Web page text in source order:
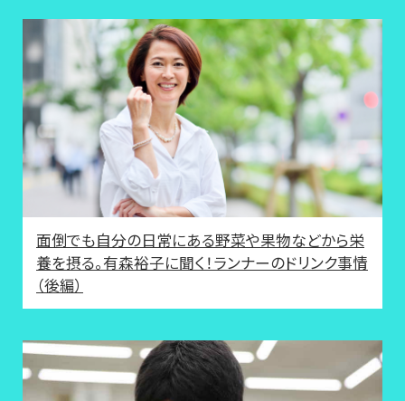
面倒でも自分の日常にある野菜や果物などから栄
養を摂る。有森裕子に聞く！ランナーのドリンク事情
（後編）